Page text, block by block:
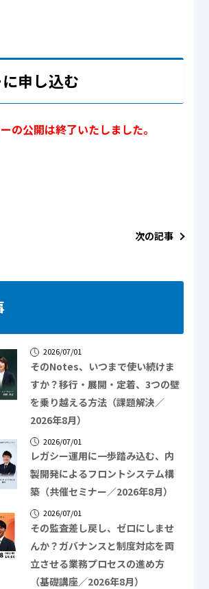
申し込む
の公開は終了いたしました。
次の記事
2026/07/01
そのNotes、いつまで使い続けま
すか？移行・展開・定着、3つの壁
を乗り越える方法（課題解決／
2026年8月）
2026/07/01
レガシー運用に一歩踏み込む、内
製開発によるフロントシステム構
築（共催セミナー／2026年8月）
2026/07/01
その監査差し戻し、ゼロにしませ
んか？ガバナンスと制度対応を両
立させる業務プロセスの進め方
（基礎講座／2026年8月）